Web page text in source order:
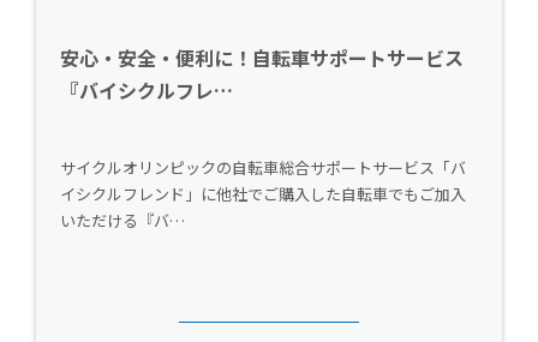
安心・安全・便利に！自転車サポートサービス
『バイシクルフレ…
サイクルオリンピックの自転車総合サポートサービス「バ
イシクルフレンド」に他社でご購入した自転車でもご加入
いただける『バ…